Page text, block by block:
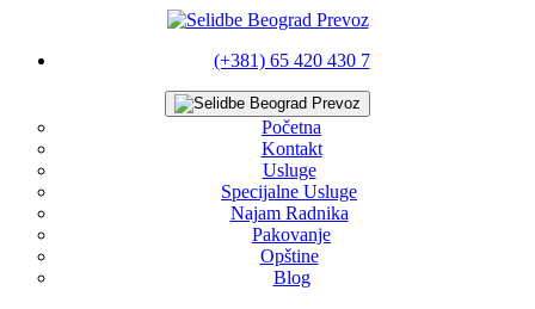
(+381) 65 420 430 7
Početna
Kontakt
Usluge
Specijalne Usluge
Najam Radnika
Pakovanje
Opštine
Blog